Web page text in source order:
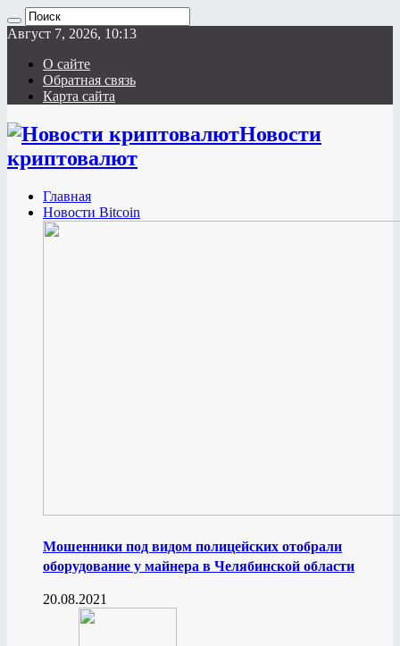
Август 7, 2026, 10:13
О сайте
Обратная связь
Карта сайта
Новости
криптовалют
Главная
Новости Bitcoin
Мошенники под видом полицейских отобрали
оборудование у майнера в Челябинской области
20.08.2021